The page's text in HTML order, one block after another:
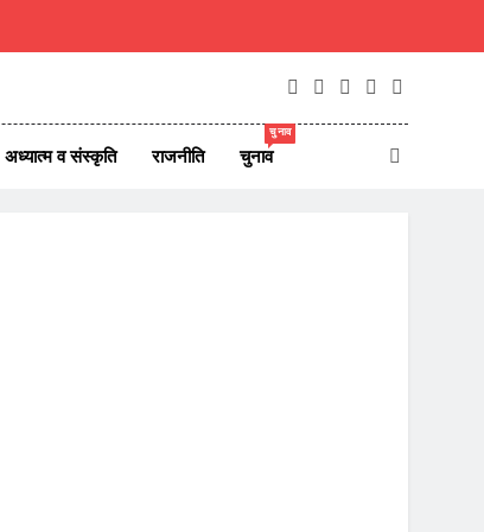
अध्यात्म व संस्कृति राजनीति चुनाव
चुनाव